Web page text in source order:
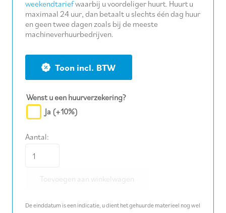
weekendtariefwaarbij u voordeliger huurt. Huurt u
maximaal 24 uur, dan betaalt u slechts één dag huur
en geen twee dagen zoals bij de meeste
machineverhuurbedrijven.
BTW
Wenst u een huurverzekering?
Ja (+10%)
Aantal:
(1")
Toevoegen aan winkelwagen
De einddatum is een indicatie, u dient het gehuurde materieel nog wel